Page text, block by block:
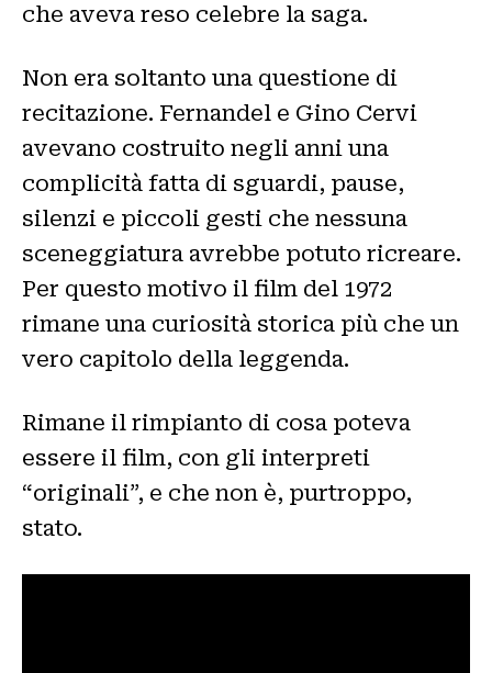
che aveva reso celebre la saga.
Non era soltanto una questione di
recitazione. Fernandel e Gino Cervi
avevano costruito negli anni una
complicità fatta di sguardi, pause,
silenzi e piccoli gesti che nessuna
sceneggiatura avrebbe potuto ricreare.
Per questo motivo il film del 1972
rimane una curiosità storica più che un
vero capitolo della leggenda.
Rimane il rimpianto di cosa poteva
essere il film, con gli interpreti
“originali”, e che non è, purtroppo,
stato.